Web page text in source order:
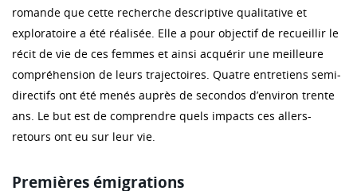
romande que cette recherche descriptive qualitative et
exploratoire a été réalisée. Elle a pour objectif de recueillir le
récit de vie de ces femmes et ainsi acquérir une meilleure
compréhension de leurs trajectoires. Quatre entretiens semi-
directifs ont été menés auprès de secondos d’environ trente
ans. Le but est de comprendre quels impacts ces allers-
retours ont eu sur leur vie.
Premières émigrations